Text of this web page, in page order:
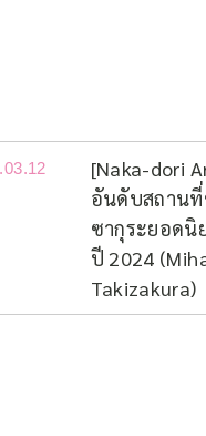
[Naka-dori
อันดับสถาน
ซากุระยอดนิ
ปี 2024
Takizakura)